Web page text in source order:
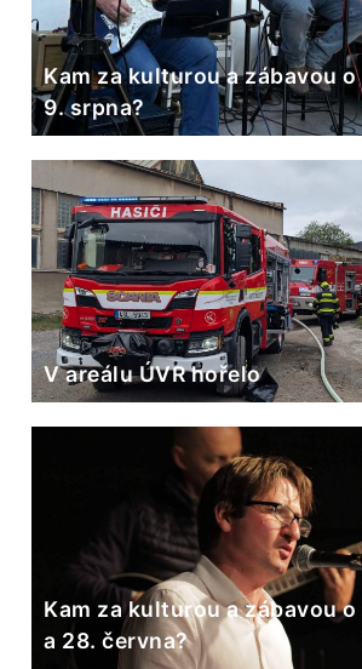
Kam za kulturou a zábavou
9. srpna?
V areálu ÚVR hořelo
Kam za kulturou a zábavou o
a 28. června?